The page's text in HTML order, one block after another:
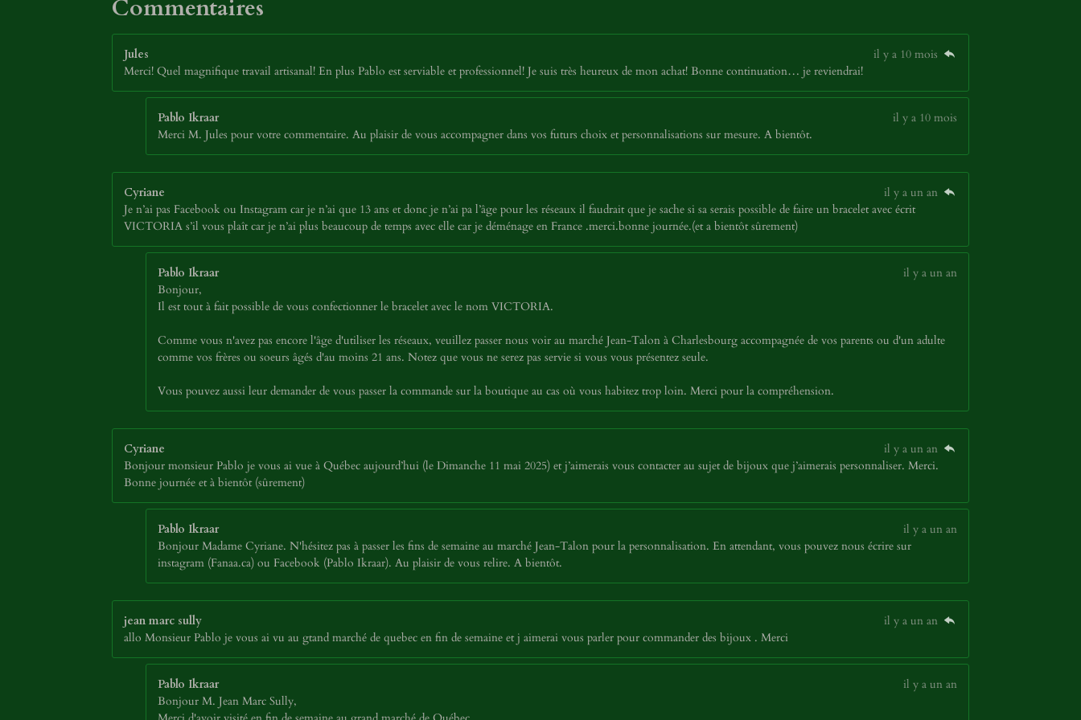
Commentaires
Jules
il y a 10 mois
Merci! Quel magnifique travail artisanal! En plus Pablo est serviable et professionnel! Je suis très heureux de mon achat! Bonne continuation… je reviendrai!
Pablo Ikraar
il y a 10 mois
Merci M. Jules pour votre commentaire. Au plaisir de vous accompagner dans vos futurs choix et personnalisations sur mesure. A bientôt.
Cyriane
il y a un an
Je n’ai pas Facebook ou Instagram car je n’ai que 13 ans et donc je n’ai pa l’âge pour les réseaux il faudrait que je sache si sa serais possible de faire un bracelet avec écrit
VICTORIA s’il vous plaît car je n’ai plus beaucoup de temps avec elle car je déménage en France .merci.bonne journée.(et a bientôt sûrement)
Pablo Ikraar
il y a un an
Bonjour,
Il est tout à fait possible de vous confectionner le bracelet avec le nom VICTORIA.
Comme vous n'avez pas encore l'âge d'utiliser les réseaux, veuillez passer nous voir au marché Jean-Talon à Charlesbourg accompagnée de vos parents ou d'un adulte
comme vos frères ou soeurs âgés d'au moins 21 ans. Notez que vous ne serez pas servie si vous vous présentez seule.
Vous pouvez aussi leur demander de vous passer la commande sur la boutique au cas où vous habitez trop loin. Merci pour la compréhension.
Cyriane
il y a un an
Bonjour monsieur Pablo je vous ai vue à Québec aujourd’hui (le Dimanche 11 mai 2025) et j’aimerais vous contacter au sujet de bijoux que j’aimerais personnaliser. Merci.
Bonne journée et à bientôt (sûrement)
Pablo Ikraar
il y a un an
Bonjour Madame Cyriane. N'hésitez pas à passer les fins de semaine au marché Jean-Talon pour la personnalisation. En attendant, vous pouvez nous écrire sur
instagram (Fanaa.ca) ou Facebook (Pablo Ikraar). Au plaisir de vous relire. A bientôt.
jean marc sully
il y a un an
allo Monsieur Pablo je vous ai vu au gtand marché de quebec en fin de semaine et j aimerai vous parler pour commander des bijoux . Merci
Pablo Ikraar
il y a un an
Bonjour M. Jean Marc Sully,